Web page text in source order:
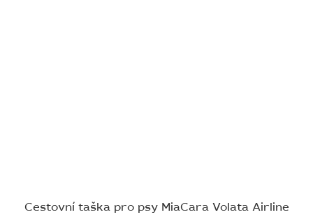
Cestovní taška pro psy MiaCara Volata Airline